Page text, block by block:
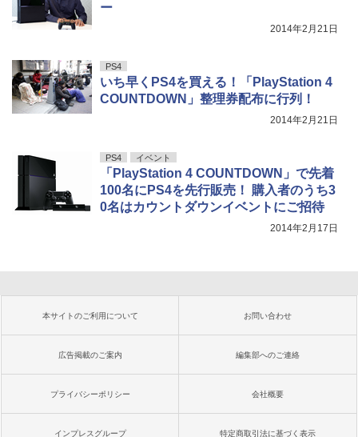
ー
2014年2月21日
PS4
いち早くPS4を買える！「PlayStation 4
COUNTDOWN」整理券配布に行列！
2014年2月21日
PS4 イベント
「PlayStation 4 COUNTDOWN」で先着
100名にPS4を先行販売！ 購入者のうち3
0名はカウントダウンイベントにご招待
2014年2月17日
本サイトのご利用について お問い合わせ
広告掲載のご案内 編集部へのご連絡
プライバシーポリシー 会社概要
インプレスグループ 特定商取引法に基づく表示